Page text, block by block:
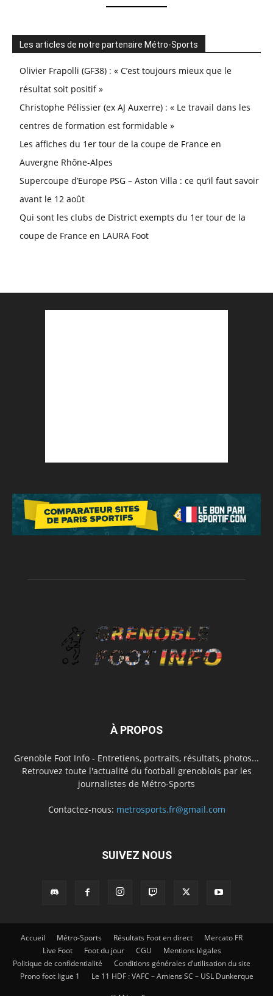
Les articles de notre partenaire Métro-Sports
Olivier Frapolli (GF38) : « C’est toujours mieux que le
résultat soit positif »
Christophe Pélissier (ex AJ Auxerre) : « Le travail dans les
centres de formation est formidable »
Les affiches du 1er tour de la coupe de France en
Auvergne Rhône-Alpes
Supercoupe d’Europe PSG – Aston Villa : ce qu’il faut savoir
avant le 12 août
Qui sont les clubs de District exempts du 1er tour de la
coupe de France en LAURA Foot
À PROPOS
Grenoble Foot Info - Entretiens, portraits, résultats, photos...
Retrouvez toute l'actualité du football grenoblois par les
journalistes de Métro-Sports
Contactez-nous: metrosports.fr@gmail.com
SUIVEZ NOUS
Accueil Métro-Sports Résultats Foot en direct
Mercato FR
Live Foot
Foot du jour CGU
Mentions légales
Politique de confidentialité
Conditions générales d’utilisation du site
Prono foot ligue 1
Le 11 HDF : VAFC – Amiens SC – USL Dunkerque